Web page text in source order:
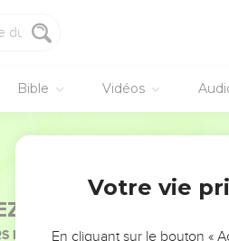
Bible Vidéos
PAS L’ÉVÉNEMENT
POUVAIENT VOUS ÉVITER LES
Votre vie
En cliquant sur le bouton «